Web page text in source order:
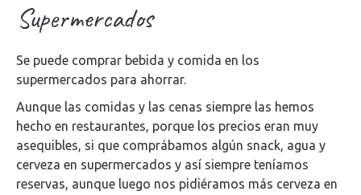
Supermercados
Se puede comprar bebida y comida en los
supermercados para ahorrar.
Aunque las comidas y las cenas siempre las hemos
hecho en restaurantes, porque los precios eran muy
asequibles, si que comprábamos algún snack, agua y
cerveza en supermercados y así siempre teníamos
reservas, aunque luego nos pidiéramos más cerveza en